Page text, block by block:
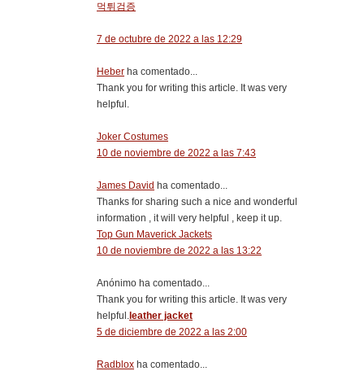
먹튀검증
7 de octubre de 2022 a las 12:29
Heber ha comentado...
Thank you for writing this article. It was very
helpful.
Joker Costumes
10 de noviembre de 2022 a las 7:43
James David ha comentado...
Thanks for sharing such a nice and wonderful
information , it will very helpful , keep it up.
Top Gun Maverick Jackets
10 de noviembre de 2022 a las 13:22
Anónimo ha comentado...
Thank you for writing this article. It was very
helpful. leather jacket
5 de diciembre de 2022 a las 2:00
Radblox ha comentado...